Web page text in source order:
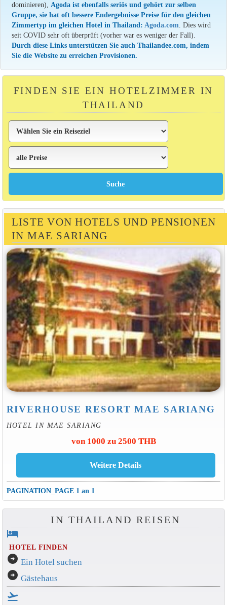
dominieren),Agoda ist ebenfalls seriös und gehört zur selben
Gruppe, sie hat oft bessere Endergebnisse Preise für den gleichen
Zimmertyp im gleichen Hotel in Thailand:Agoda.com. Dies wird
seit COVID sehr oft überprüft (vorher war es weniger der Fall).
Durch diese Links unterstützen Sie auch Thailandee.com, indem
Sie die Website zu erreichen Provisionen.
FINDEN SIE EIN HOTELZIMMER IN
THAILAND
LISTE VON HOTELS UND PENSIONEN
IN MAE SARIANG
RIVERHOUSE RESORT MAE SARIANG
HOTEL IN MAE SARIANG
von 1000 zu 2500 THB
PAGINATION_PAGE 1 an 1
IN THAILAND REISEN
hotel
HOTEL FINDEN
arrow_circle_right Ein Hotel suchen
arrow_circle_right Gästehaus
flight_takeoff